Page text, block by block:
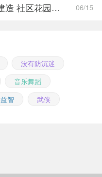
我是大房东社区花园如何建造 社区花园建造有什么条件 06/15
没有防沉迷
音乐舞蹈
益智 武侠